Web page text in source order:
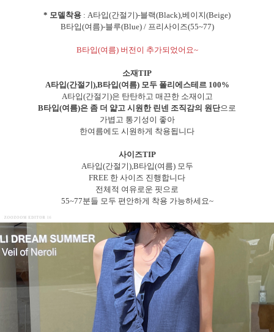
* 모델착용 : A타입(간절기)-블랙(Black),베이지(Beige)
B타입(여름)-블루(Blue) / 프리사이즈(55~77)
B타입(여름) 버전이 추가되었어요~
소재TIP
A타입(간절기),B타입(여름) 모두 폴리에스테르 100%
A타입(간절기)은 탄탄하고 매끈한 소재이고
B타입(여름)은 좀 더 얇고 시원한 린넨 조직감의 원단으로
가볍고 통기성이 좋아
한여름에도 시원하게 착용됩니다
사이즈TIP
A타입(간절기),B타입(여름) 모두
FREE 한 사이즈 진행합니다
전체적 여유로운 핏으로
55~77분들 모두 편안하게 착용 가능하세요~